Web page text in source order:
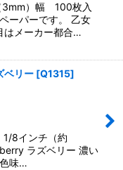
）幅 100枚入
ーパーです。 乙女
はメーカー都合…
ベリー [Q1315]
8インチ（約
ラズベリー 濃い
味…